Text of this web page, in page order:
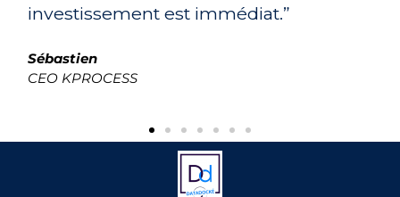
mes partenaires"
CEO, entreprise de consommables